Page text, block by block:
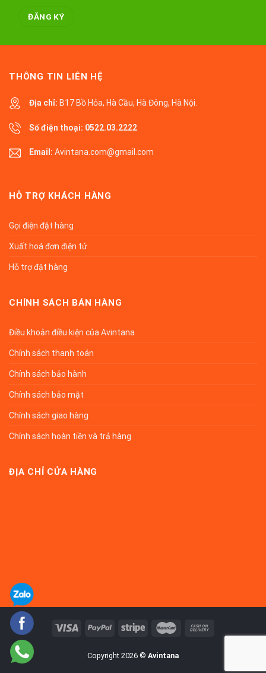
THÔNG TIN LIÊN HỆ
Địa chỉ: B17 Bồ Hỏa, Hà Cầu, Hà Đông, Hà Nội.
Số điện thoại: 0522.03.2222
Email: Avintana.com@gmail.com
HỖ TRỢ KHÁCH HÀNG
Gọi điện đặt hàng
Xuất hoá đơn điện tử
Hỗ trợ đặt hàng
CHÍNH SÁCH BÁN HÀNG
Điều khoản điều kiện của Avintana
Chính sách thanh toán
Chính sách bảo hành
Chính sách bảo mật
Chính sách giao hàng
Chính sách hoàn tiền và trả hàng
ĐỊA CHỈ CỬA HÀNG
Copyright 2026 © Avintana